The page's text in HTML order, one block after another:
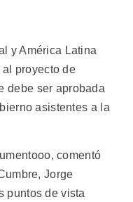
y América Latina
proyecto de
debe ser aprobada
asistentes a la
comentó
Jorge
puntos de vista